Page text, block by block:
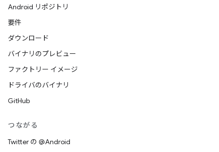
Android リポジトリ
要件
ダウンロード
バイナリのプレビュー
ファクトリー イメージ
ドライバのバイナリ
GitHub
つながる
Twitter の @Android